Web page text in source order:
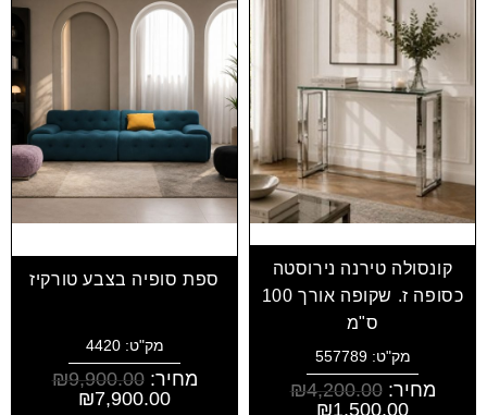
קונסולה טירנה נירוסטה
כסופה ז. שקופה אורך 100
ס"מ
מק"ט: 557789
מחיר: ₪4,200.00
₪1,500.00
ספת סופיה בצבע טורקיז
מק"ט: 4420
מחיר: ₪9,900.00
₪7,900.00